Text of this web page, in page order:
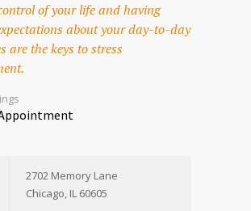
of your life and having
about your day-to-day
are the keys to stress
2702 Memory Lane
Chicago, IL 60605